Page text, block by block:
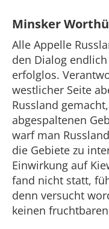
Minsker
Alle Appelle
den Dialog
erfolglos.
westlicher Seite
Russland
abgespaltenen
warf man
die Gebiete zu
Einwirkung auf
fand nicht statt,
denn versucht
keinen